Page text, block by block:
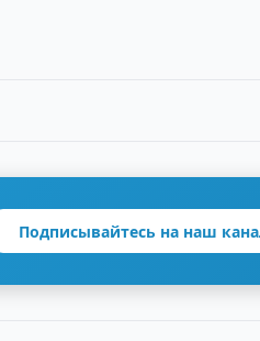
Подписывайтесь на наш